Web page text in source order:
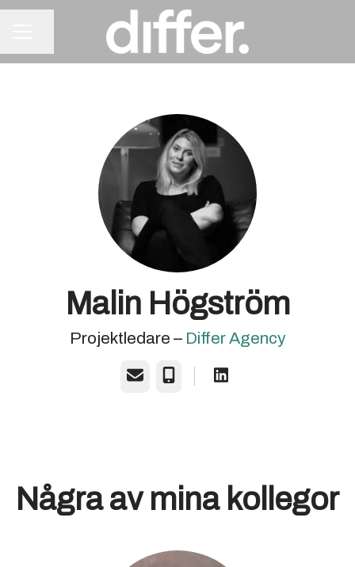
Malin Högström
Projektledare – Differ Agency
E-post
Några av mina kollegor